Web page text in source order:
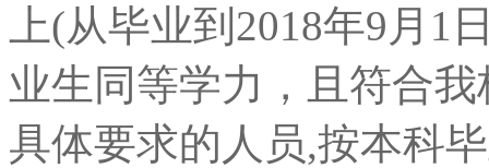
上(从毕业到2018年9月
业生同等学力，且符合
具体要求的人员,按本科